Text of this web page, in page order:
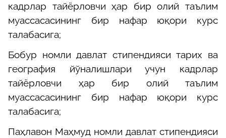
кадрлар тайёрловчи ҳар бир олий таълим
муассасасининг бир нафар юқори курс
талабасига;
Бобур номли давлат стипендияси тарих ва
география йўналишлари учун кадрлар
тайёрловчи ҳар бир олий таълим
муассасасининг бир нафар юқори курс
талабасига;
Паҳлавон Маҳмуд номли давлат стипендияси